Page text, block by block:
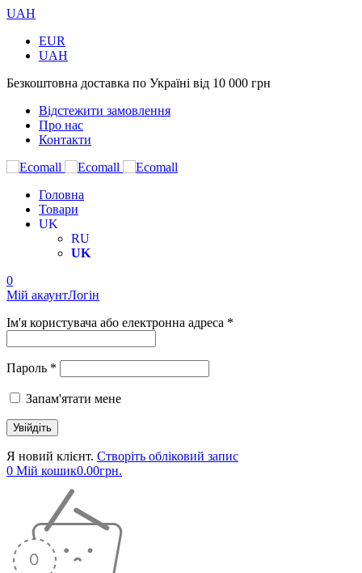
UAH
EUR
UAH
Безкоштовна доставка по Україні від 10 000 грн
Відстежити замовлення
Про нас
Контакти
Головна
Товари
UK
RU
UK
0
Мій акаунтЛогін
Ім'я користувача або електронна адреса *
Пароль *
Запам'ятати мене
Я новий клієнт. Створіть обліковий запис
0 Мій кошик0.00грн.